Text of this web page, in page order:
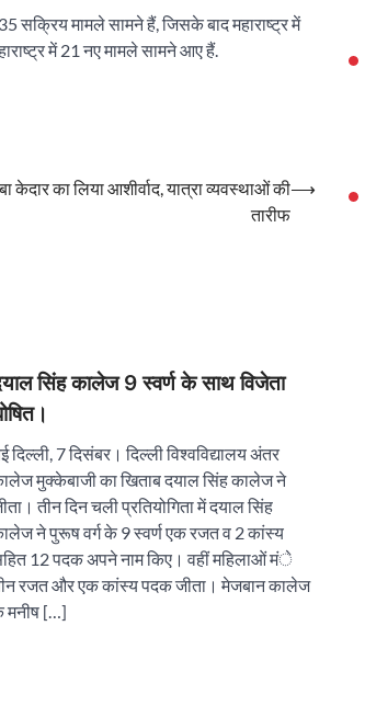
सक्रिय मामले सामने हैं, जिसके बाद महाराष्ट्र में
में 21 नए मामले सामने आए हैं.
केदार का लिया आशीर्वाद, यात्रा व्यवस्थाओं की
तारीफ
⟶
सिंह कालेज 9 स्वर्ण के साथ विजेता
दिल्ली, 7 दिसंबर। दिल्ली विश्वविद्यालय अंतर
मुक्केबाजी का खिताब दयाल सिंह कालेज ने
तीन दिन चली प्रतियोगिता में दयाल सिंह
ने पुरूष वर्ग के 9 स्वर्ण एक रजत व 2 कांस्य
12 पदक अपने नाम किए। वहीं महिलाओं मंे
रजत और एक कांस्य पदक जीता। मेजबान कालेज
मनीष […]